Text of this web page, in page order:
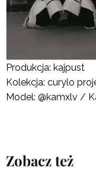
Produkcja: kajpust
Kolekcja: curylo
Model: @kamxlv /
Zobacz też